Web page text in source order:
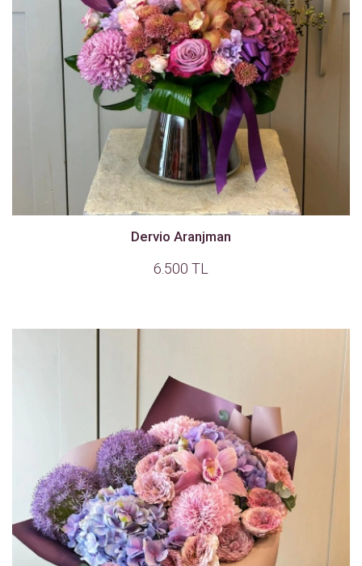
Dervio Aranjman
6.500 TL